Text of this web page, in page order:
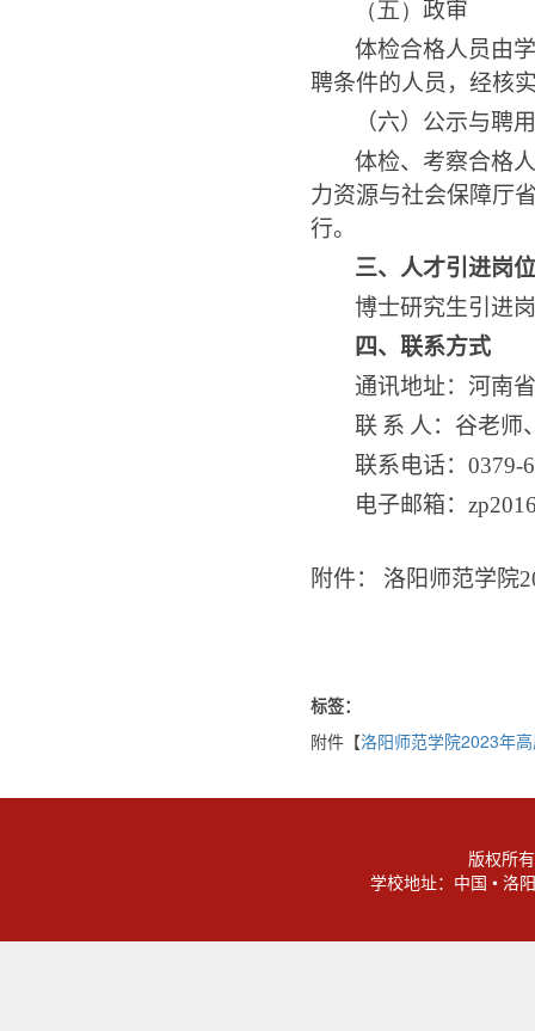
（五） 政审
体检合格人员由
聘条件的人员，经核
（六）公示与聘用
体检、考察合格
力资源与社会保障厅
行。
三、人才引进岗
博士研究生引进
四、联系方式
通讯地址：河南
联 系 人：谷老师
联系电话： 0379-
电子邮箱：
附件： 洛阳师范学院
标签：
附件【洛阳师范学院2023年
版权所
学校地址：中国 • 洛